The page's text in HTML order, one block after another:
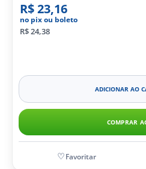
R$ 23,16
no pix ou boleto
R$ 24,38
ADICIONAR AO
COMPRAR